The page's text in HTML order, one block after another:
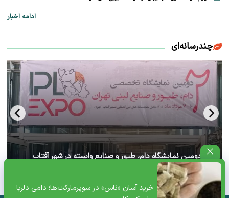
خرید آسان «ناس» در سوپرمارکت‌ها؛ دامی دلربا
ادامه اخبار
چندرسانه‌ای
آغاز دومین نمایشگاه دام، طیور و صنایع وابسته در شهر آفتاب
تهران+ ویدئو